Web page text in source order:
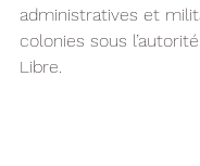
administratives et
colonies sous
Libre.